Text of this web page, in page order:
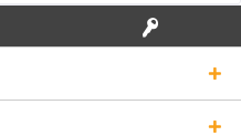
LIZENZSCHLÜSSEL